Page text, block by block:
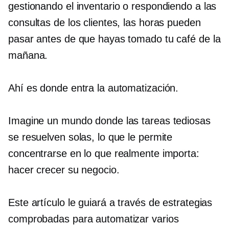
gestionando el inventario o respondiendo a las
consultas de los clientes, las horas pueden
pasar antes de que hayas tomado tu café de la
mañana.
Ahí es donde entra la automatización.
Imagine un mundo donde las tareas tediosas
se resuelven solas, lo que le permite
concentrarse en lo que realmente importa:
hacer crecer su negocio.
Este artículo le guiará a través de estrategias
comprobadas para automatizar varios